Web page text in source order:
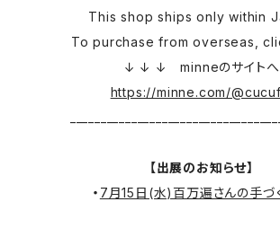
This shop ships only within
To purchase from overseas,
↓ ↓ ↓ minneのサイトへ
https://minne.com/
【出展のお知らせ】
・ 7月15日(水)百万遍さんの手づ